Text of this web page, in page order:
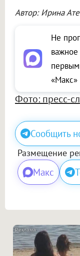
Автор: Ирина
Не
важное
«Макс»
Фото: пресс-
Сообщить
Размещение
Макс